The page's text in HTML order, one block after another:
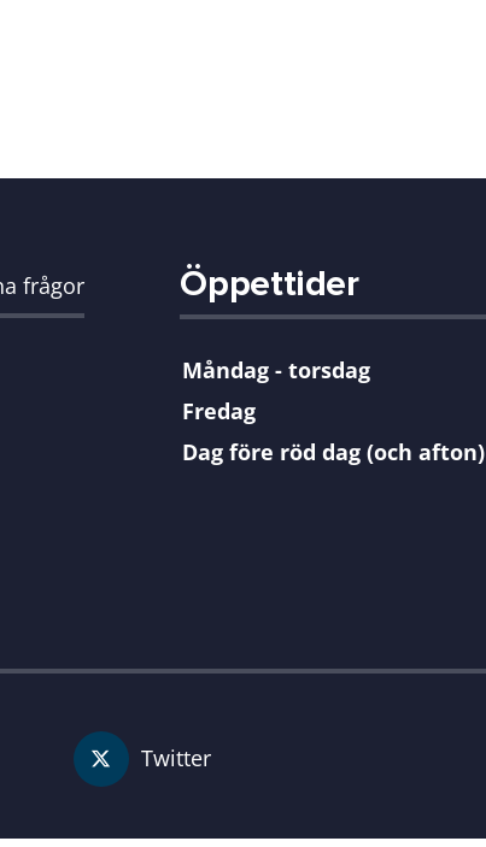
frågor Öppettider
Måndag - torsdag
Fredag
Dag före röd dag (och afton)
Twitter